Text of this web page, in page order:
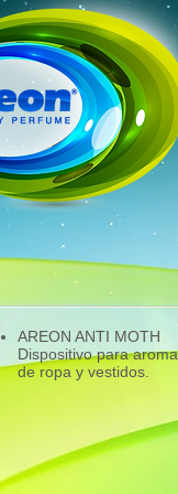
AREON ANTI MOTH
Dispositivo para
de ropa y vestidos.